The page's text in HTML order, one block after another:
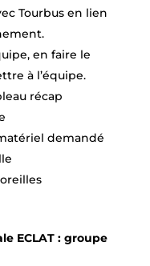
Tourbus en lien
en faire le
à l’équipe.
récap
demandé
ECLAT : groupe